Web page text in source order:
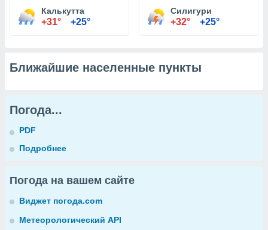
Калькутта
+31° +25°
Силигури
+32° +25°
Ближайшие населенные пункты
Погода...
PDF
Подробнее
Погода на вашем сайте
Виджет погода.com
Метеорологический API